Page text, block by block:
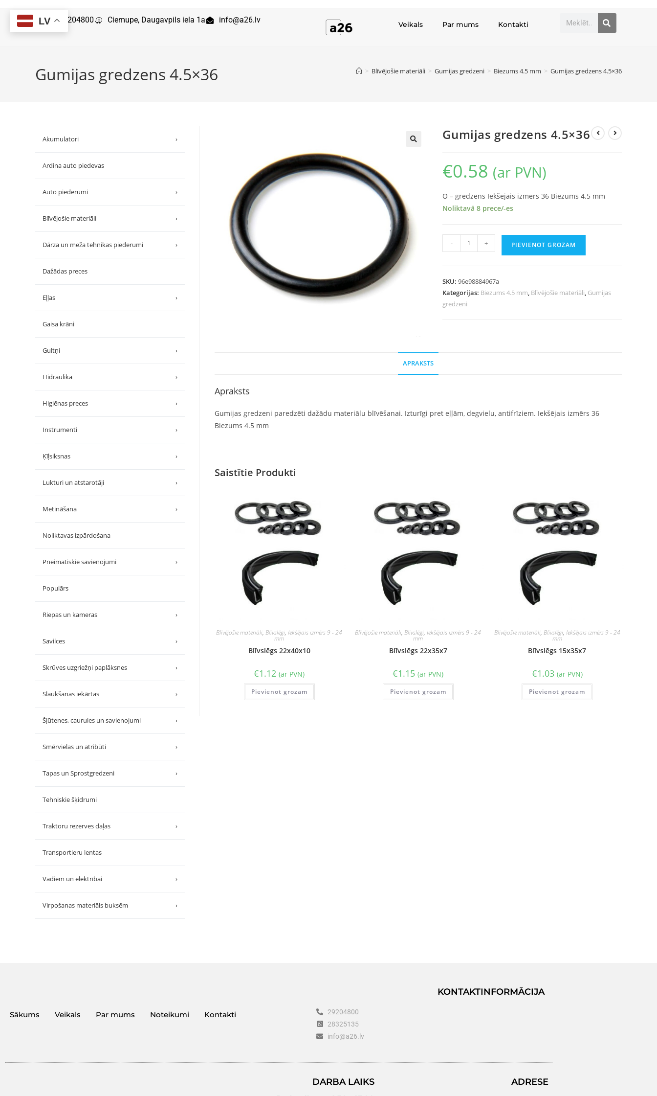
29204800 Ciemupe, Daugavpils iela 1a info@a26.lv Veikals Par mums Kontakti
Gumijas gredzens 4.5×36 > Blīvējošie materiāli > Gumijas gredzeni > Biezums 4.5 mm > Gumijas gredzens 4.5×36
Gumijas gredzens 4.5×36
€0.58 (ar PVN)
O – gredzens Iekšējais izmērs 36 Biezums 4.5 mm
Noliktavā 8 prece/-es
- + PIEVIENOT GROZAM
SKU:96e98884967a
Kategorijas: Biezums 4.5 mm, Blīvējošie materiāli, Gumijas
gredzeni
APRAKSTS
Apraksts
Gumijas gredzeni paredzēti dažādu materiālu blīvēšanai. Izturīgi pret eļļām, degvielu, antifrīziem. Iekšējais izmērs 36
Biezums 4.5 mm
Saistītie Produkti
Blīvējošie materiāli,Blīvslēgi,Iekšējais izmērs 9 - 24
mm
Blīvslēgs 22x40x10
€1.12 (ar PVN)
Pievienot grozam
Blīvējošie materiāli,Blīvslēgi,Iekšējais izmērs 9 - 24
mm
Blīvslēgs 22x35x7
€1.15 (ar PVN)
Pievienot grozam
Blīvējošie materiāli, Blīvslēgi, Iekšējais izmērs 9 - 24
mm
Blīvslēgs 15x35x7
€1.03 (ar PVN)
Pievienot grozam
Akumulatori ›
Ardina auto piedevas
Auto piederumi ›
Blīvējošie materiāli ›
Dārza un meža tehnikas piederumi ›
Dažādas preces
Eļļas ›
Gaisa krāni
Gultņi ›
Hidraulika ›
Higiēnas preces ›
Instrumenti ›
Ķīļsiksnas ›
Lukturi un atstarotāji ›
Metināšana ›
Noliktavas izpārdošana
Pneimatiskie savienojumi ›
Populārs
Riepas un kameras ›
Savilces ›
Skrūves uzgriežņi paplāksnes ›
Slaukšanas iekārtas ›
Šļūtenes, caurules un savienojumi ›
Smērvielas un atribūti ›
Tapas un Sprostgredzeni ›
Tehniskie šķidrumi
Traktoru rezerves daļas ›
Transportieru lentas
Vadiem un elektrībai ›
Virpošanas materiāls buksēm ›
Sākums Veikals Par mums Noteikumi Kontakti
KONTAKTINFORMĀCIJA
29204800
28325135
info@a26.lv
DARBA LAIKS ADRESE
LV